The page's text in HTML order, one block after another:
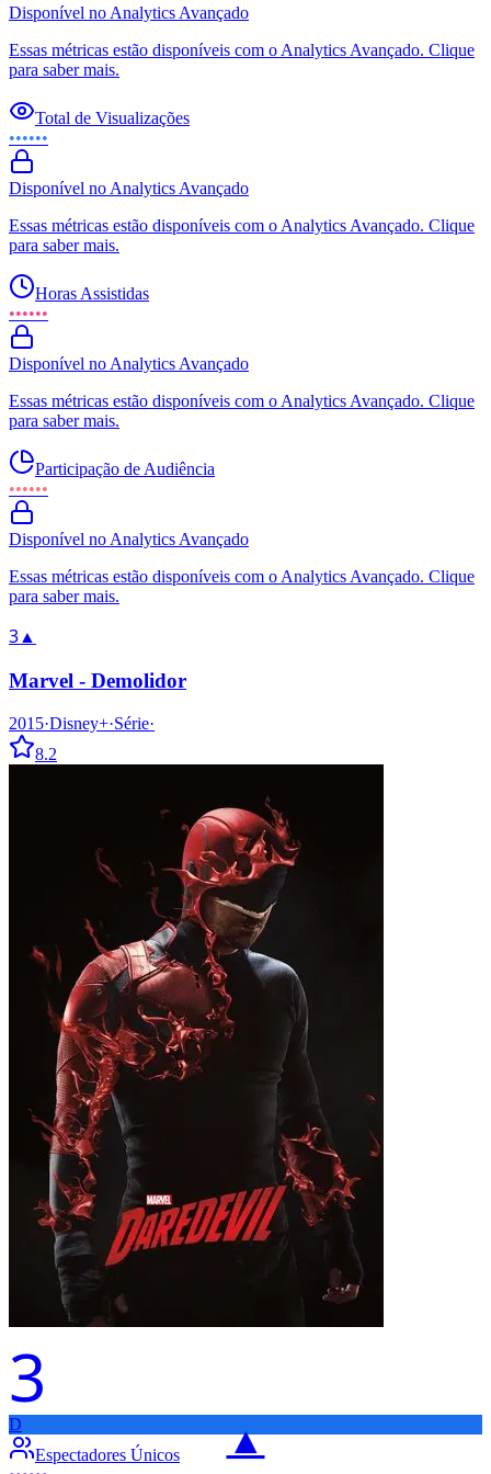
Disponível no Analytics Avançado
Essas métricas estão disponíveis com o Analytics Avançado. Clique
para saber mais.
Total de Visualizações
••••••
Disponível no Analytics Avançado
Essas métricas estão disponíveis com o Analytics Avançado. Clique
para saber mais.
Horas Assistidas
••••••
Disponível no Analytics Avançado
Essas métricas estão disponíveis com o Analytics Avançado. Clique
para saber mais.
Participação de Audiência
••••••
Disponível no Analytics Avançado
Essas métricas estão disponíveis com o Analytics Avançado. Clique
para saber mais.
3▲
Marvel - Demolidor
2015·Disney+·Série·
8.2
3
▲
D
Espectadores Únicos